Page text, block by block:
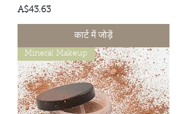
मूल्य
A$43.63
कार्ट में जोड़ें
Mineral Makeup